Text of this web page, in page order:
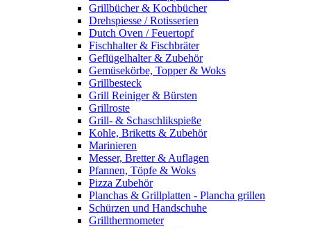
Grillbücher & Kochbücher
Drehspiesse / Rotisserien
Dutch Oven / Feuertopf
Fischhalter & Fischbräter
Geflügelhalter & Zubehör
Gemüsekörbe, Topper & Woks
Grillbesteck
Grill Reiniger & Bürsten
Grillroste
Grill- & Schaschlikspieße
Kohle, Briketts & Zubehör
Marinieren
Messer, Bretter & Auflagen
Pfannen, Töpfe & Woks
Pizza Zubehör
Planchas & Grillplatten - Plancha grillen
Schürzen und Handschuhe
Grillthermometer